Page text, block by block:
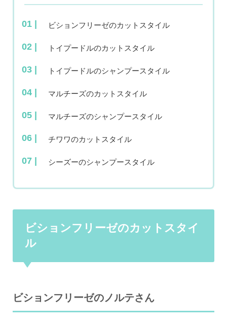
ビションフリーゼのカットスタイル
トイプードルのカットスタイル
トイプードルのシャンプースタイル
マルチーズのカットスタイル
マルチーズのシャンプースタイル
チワワのカットスタイル
シーズーのシャンプースタイル
ビションフリーゼのカットスタイ
ル
ビションフリーゼのノルテさん